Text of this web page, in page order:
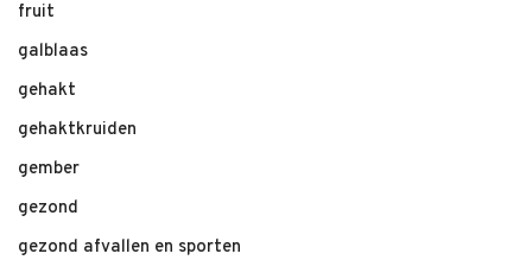
fruit
galblaas
gehakt
gehaktkruiden
gember
gezond
gezond afvallen en sporten